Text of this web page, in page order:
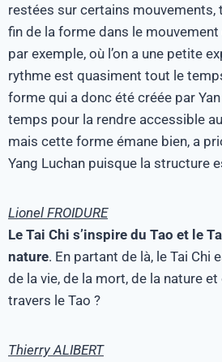
restées sur certains mouvements,
fin de la forme dans le mouvement
par exemple, où l’on a une petite
rythme est quasiment tout le
forme qui a donc été créée par
temps pour la rendre accessible
mais cette forme émane bien, a
Yang Luchan puisque la structure
Lionel FROIDURE
Le Tai Chi s’inspire du Tao et le
nature. En partant de là, le Tai Chi
de la vie, de la mort, de la nature
travers le Tao ?
Thierry ALIBERT